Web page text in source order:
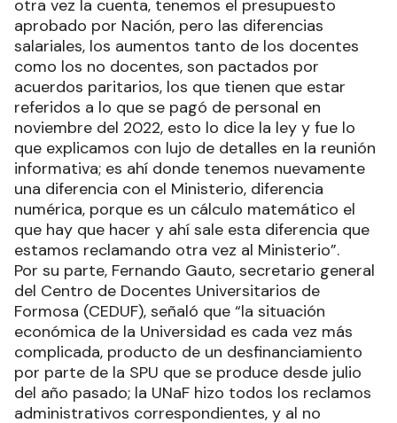
otra vez la cuenta, tenemos el presupuesto
aprobado por Nación, pero las diferencias
salariales, los aumentos tanto de los docentes
como los no docentes, son pactados por
acuerdos paritarios, los que tienen que estar
referidos a lo que se pagó de personal en
noviembre del 2022, esto lo dice la ley y fue lo
que explicamos con lujo de detalles en la reunión
informativa; es ahí donde tenemos nuevamente
una diferencia con el Ministerio, diferencia
numérica, porque es un cálculo matemático el
que hay que hacer y ahí sale esta diferencia que
estamos reclamando otra vez al Ministerio”.
Por su parte, Fernando Gauto, secretario general
del Centro de Docentes Universitarios de
Formosa (CEDUF), señaló que “la situación
económica de la Universidad es cada vez más
complicada, producto de un desfinanciamiento
por parte de la SPU que se produce desde julio
del año pasado; la UNaF hizo todos los reclamos
administrativos correspondientes, y al no